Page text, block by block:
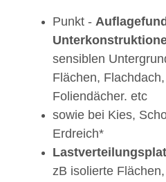
Punkt -
sensiblen
Flächen,
Foliendächer. etc
sowie bei Kies,
Erdreich*
zB isolierte